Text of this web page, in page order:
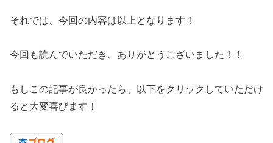
それでは、今回の内容は以上となります！
今回も読んでいただき、ありがとうございました！！
もしこの記事が良かったら、以下をクリックしていただけ
ると大変喜びます！